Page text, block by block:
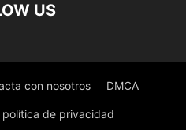
US
con nosotros DMCA
política de privacidad